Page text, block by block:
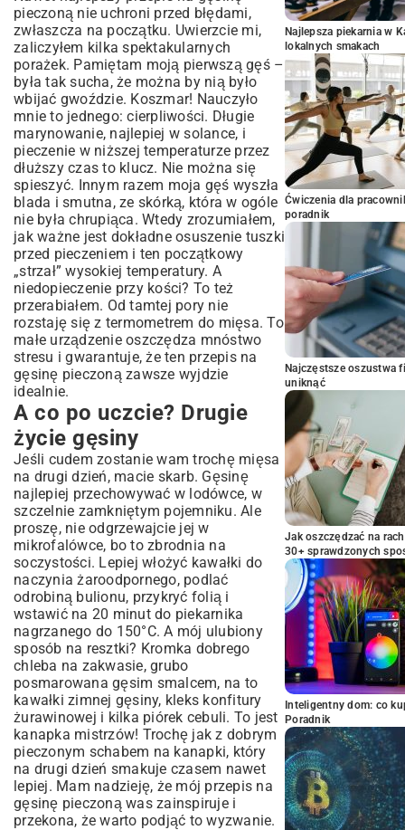
pieczoną nie uchroni przed błędami,
zwłaszcza na początku. Uwierzcie mi,
zaliczyłem kilka spektakularnych
porażek. Pamiętam moją pierwszą gęś –
była tak sucha, że można by nią było
wbijać gwoździe. Koszmar! Nauczyło
mnie to jednego: cierpliwości. Długie
marynowanie, najlepiej w solance, i
pieczenie w niższej temperaturze przez
dłuższy czas to klucz. Nie można się
spieszyć. Innym razem moja gęś wyszła
blada i smutna, ze skórką, która w ogóle
nie była chrupiąca. Wtedy zrozumiałem,
jak ważne jest dokładne osuszenie tuszki
przed pieczeniem i ten początkowy
„strzał” wysokiej temperatury. A
niedopieczenie przy kości? To też
przerabiałem. Od tamtej pory nie
rozstaję się z termometrem do mięsa. To
małe urządzenie oszczędza mnóstwo
stresu i gwarantuje, że ten przepis na
gęsinę pieczoną zawsze wyjdzie
idealnie.
A co po uczcie? Drugie
życie gęsiny
Jeśli cudem zostanie wam trochę mięsa
na drugi dzień, macie skarb. Gęsinę
najlepiej przechowywać w lodówce, w
szczelnie zamkniętym pojemniku. Ale
proszę, nie odgrzewajcie jej w
mikrofalówce, bo to zbrodnia na
soczystości. Lepiej włożyć kawałki do
naczynia żaroodpornego, podlać
odrobiną bulionu, przykryć folią i
wstawić na 20 minut do piekarnika
nagrzanego do 150°C. A mój ulubiony
sposób na resztki? Kromka dobrego
chleba na zakwasie, grubo
posmarowana gęsim smalcem, na to
kawałki zimnej gęsiny, kleks konfitury
żurawinowej i kilka piórek cebuli. To jest
kanapka mistrzów! Trochę jak z dobrym
pieczonym schabem na kanapki, który
na drugi dzień smakuje czasem nawet
lepiej. Mam nadzieję, że mój przepis na
gęsinę pieczoną was zainspiruje i
przekona, że warto podjąć to wyzwanie.
Najlepsza piekarnia w
lokalnych smakach
Ćwiczenia dla
poradnik
Najczęstsze oszustwa
uniknąć
Jak oszczędzać na
30+ sprawdzonych
Inteligentny dom: co
Poradnik